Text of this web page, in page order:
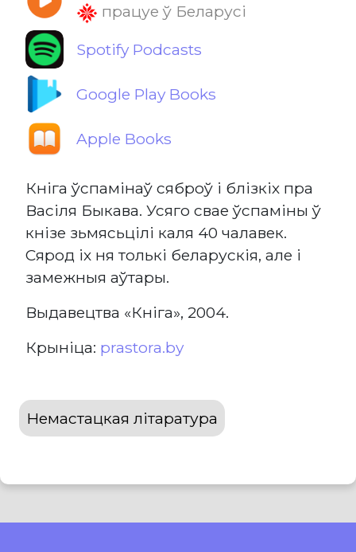
працуе ў Беларусі
Spotify Podcasts
Google Play Books
Apple Books
Кніга ўспамінаў сяброў і блізкіх пра
Васіля Быкава. Усяго свае ўспаміны ў
кнізе зьмясьцілі каля 40 чалавек.
Сярод іх ня толькі беларускія, але і
замежныя аўтары.
Выдавецтва «Кніга», 2004.
Крыніца: prastora.by
Немастацкая літаратура